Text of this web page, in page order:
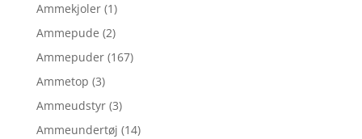
Ammekjoler (1)
Ammepude (2)
Ammepuder (167)
Ammetop (3)
Ammeudstyr (3)
Ammeundertøj (14)